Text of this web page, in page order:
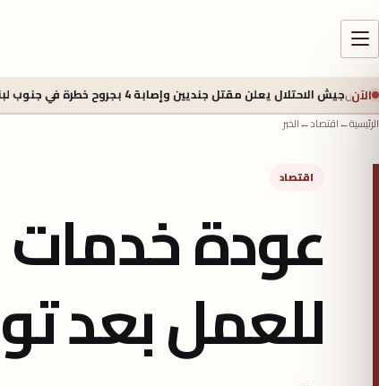
الآن
مقتل جنديين وإصابة 4 بجروح خطرة في جنوب لبنان 5 أغسطس 2026 - 2:40 م
الرئيسية←اقتصاد←الخبر
اقتصاد
عودة خدمات
للعمل بعد